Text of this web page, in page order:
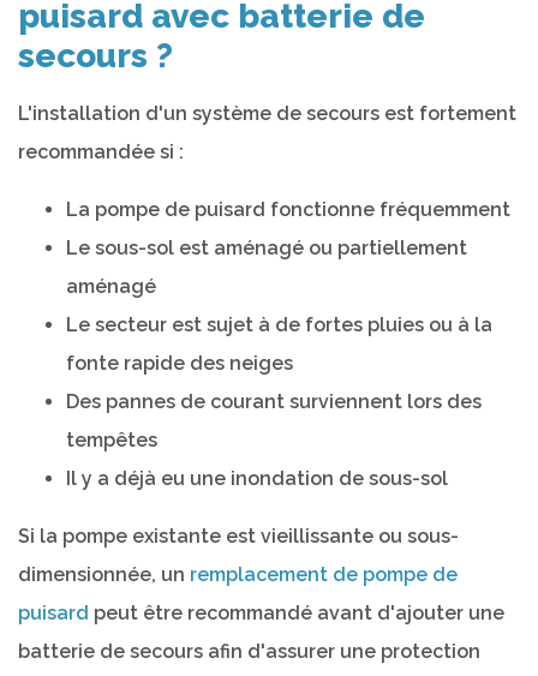
puisard avec batterie de
secours ?
L'installation d'un système de secours est fortement
recommandée si :
La pompe de puisard fonctionne fréquemment
Le sous-sol est aménagé ou partiellement
aménagé
Le secteur est sujet à de fortes pluies ou à la
fonte rapide des neiges
Des pannes de courant surviennent lors des
tempêtes
Il y a déjà eu une inondation de sous-sol
Si la pompe existante est vieillissante ou sous-
dimensionnée, un remplacement de pompe de
puisard peut être recommandé avant d'ajouter une
batterie de secours afin d'assurer une protection